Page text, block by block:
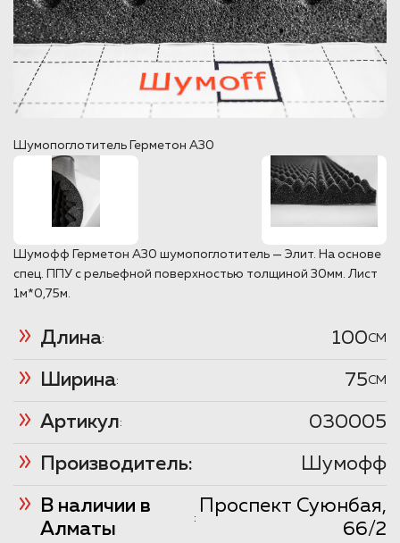
Шумопоглотитель Герметон А30
Шумофф Герметон А30 шумопоглотитель — Элит. На основе
спец. ППУ с рельефной поверхностью толщиной 30мм. Лист
1м*0,75м.
Длина: 100CM
Ширина: 75CM
Артикул: 030005
Производитель: Шумофф
В наличии в
Алматы
:
Проспект Суюнбая,
66/2